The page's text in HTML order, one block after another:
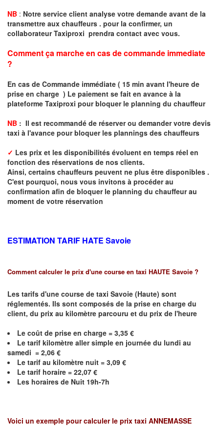
NB : Notre service client analyse votre demande avant de la
transmettre aux chauffeurs . pour la confirmer, un
collaborateur Taxiproxi prendra contact avec vous.
Comment ça marche en cas de commande immediate
?
En cas de Commande immédiate ( 15 min avant l'heure de
prise en charge ) Le paiement se fait en avance à la
plateforme Taxiproxi pour bloquer le planning du chauffeur
NB : Il est recommandé de réserverou demandervotre devis
taxi à l'avance pour bloquer les plannings des chauffeurs
✓ Les prix et les disponibilités évoluent en temps réel en
fonction des réservations de nos clients.
Ainsi, certains chauffeurs peuvent ne plus être disponibles .
C'est pourquoi, nous vous invitons à procéder au
confirmation afin de bloquer le planning du chauffeur au
moment de votre réservation
ESTIMATION TARIF HATE Savoie
Comment calculer le prix d'une course en taxi HAUTE Savoie ?
Les tarifs d'une course de taxi Savoie (Haute) sont
réglementés. Ils sont composés de la prise en charge du
client, du prix au kilomètre parcouru et du prix de l'heure
Le coût de prise en charge = 3,35 €
Le tarif kilomètre aller simple en journée du lundi au
samedi = 2,06 €
Le tarif au kilomètre nuit = 3,09 €
Le tarif horaire = 22,07 €
Les horaires de Nuit 19h-7h
Voici un exemple pour calculer le prix taxi ANNEMASSE